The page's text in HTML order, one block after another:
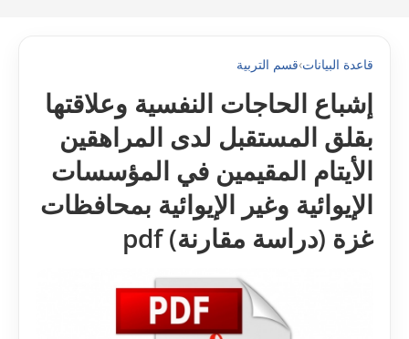
قاعدة البيانات›قسم التربية
إشباع الحاجات النفسية وعلاقتها
بقلق المستقبل لدى المراهقين
الأيتام المقيمين في المؤسسات
الإيوائية وغير الإيوائية بمحافظات
غزة (دراسة مقارنة) pdf